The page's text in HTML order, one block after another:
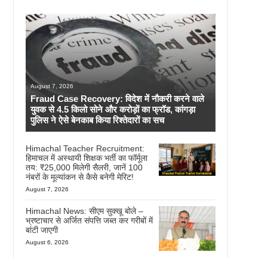
August 7, 2026
Fraud Case Recovery: विदेश में नौकरी करने वाले
युवक से 4.5 किलो सोने और करोड़ों का फ्रॉड, कांगड़ा
पुलिस ने ऐसे बेनकाब किया रिश्तेदारों का सच
Himachal Teacher Recruitment:
हिमाचल में अस्थायी शिक्षक भर्ती का फॉर्मूला
तय: ₹25,000 मिलेगी सैलरी, जानें 100
नंबरों के मूल्यांकन से कैसे बनेगी मेरिट!
August 7, 2026
Himachal News: सीएम सुक्खू बोले –
भ्रष्टाचार से अर्जित संपत्ति जब्त कर गरीबों में
बांटी जाएगी
August 6, 2026